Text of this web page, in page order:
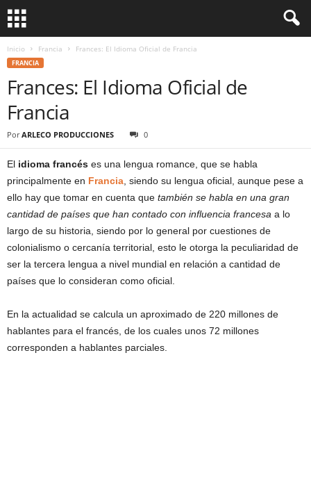
Inicio Francia Frances: El Idioma Oficial de Francia
FRANCIA
Frances: El Idioma Oficial de
Francia
Por ARLECO PRODUCCIONES 0
El idioma francés es una lengua romance, que se habla
principalmente en Francia , siendo su lengua oficial, aunque pese a
ello hay que tomar en cuenta que también se habla en una gran
cantidad de países que han contado con influencia francesa a lo
largo de su historia, siendo por lo general por cuestiones de
colonialismo o cercanía territorial, esto le otorga la peculiaridad de
ser la tercera lengua a nivel mundial en relación a cantidad de
países que lo consideran como oficial.
En la actualidad se calcula un aproximado de 220 millones de
hablantes para el francés, de los cuales unos 72 millones
corresponden a hablantes parciales.